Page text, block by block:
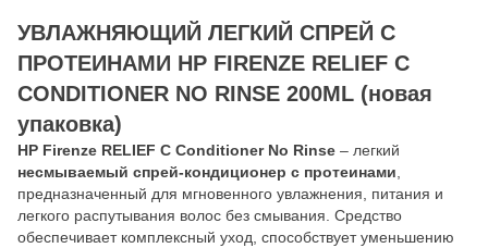
УВЛАЖНЯЮЩИЙ ЛЕГКИЙ СПРЕЙ С
ПРОТЕИНАМИ HP FIRENZE RELIEF С
CONDITIONER NO RINSE 200ML (новая
упаковка)
HP Firenze RELIEF C Conditioner No Rinse – легкий
несмываемый спрей-кондиционер с протеинами
предназначенный для мгновенного увлажнения, питания и
легкого распутывания волос без смывания. Средство
обеспечивает комплексный уход, способствует уменьшению